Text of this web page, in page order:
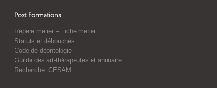
Post Formations
Repère métier – Fiche métier
Statuts et débouchés
Code de déontologie
Guilde des art-thérapeutes et annuaire
Recherche: CESAM